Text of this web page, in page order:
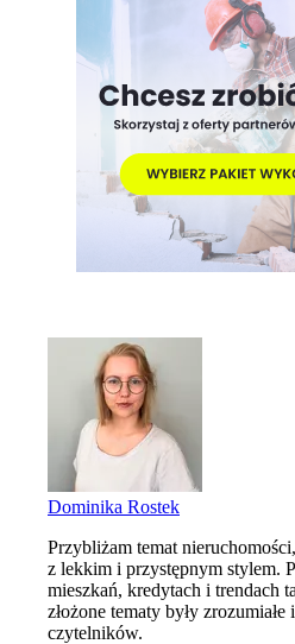
Dominika Rostek
Przybliżam temat
z lekkim i przystępnym stylem.
mieszkań, kredytach i trendach
złożone tematy były
czytelników.